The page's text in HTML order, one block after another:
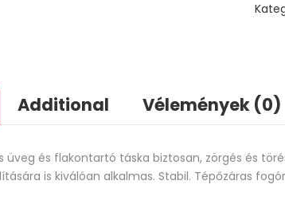
Additional Vélemények (0)
üveg és flakontartó táska biztosan, zörgés és
is kiválóan alkalmas. Stabil. Tépőzáras